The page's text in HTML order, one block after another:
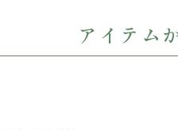
アイテム